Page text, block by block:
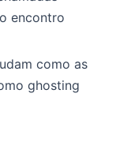
encontro
como as
ghosting